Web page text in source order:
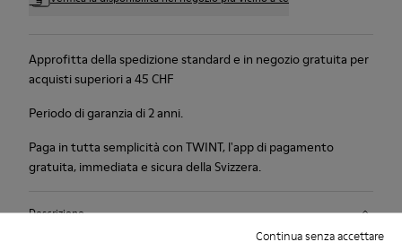
Continua senza accettare
Approfitta della spedizione standard e in negozio gratuita per
acquisti superiori a 45 CHF
Periodo di garanzia di 2 anni.
Paga in tutta semplicità con TWINT, l'app di pagamento
gratuita, immediata e sicura della Svizzera.
Descrizione